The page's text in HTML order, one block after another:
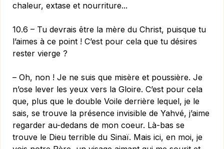
chaleur, extase et nourriture...
10.6 – Tu devrais être la mère du Christ, puisque tu
l’aimes à ce point ! C’est pour cela que tu désires
rester vierge ?
– Oh, non ! Je ne suis que misère et poussière. Je
n’ose lever les yeux vers la Gloire. C’est pour cela
que, plus que le double Voile derrière lequel, je le
sais, se trouve la présence invisible de Yah­vé, j’aime
regarder au-dedans de mon coeur. Là-bas se
trouve le Dieu terrible du Sinaï. Mais ici, en moi, je